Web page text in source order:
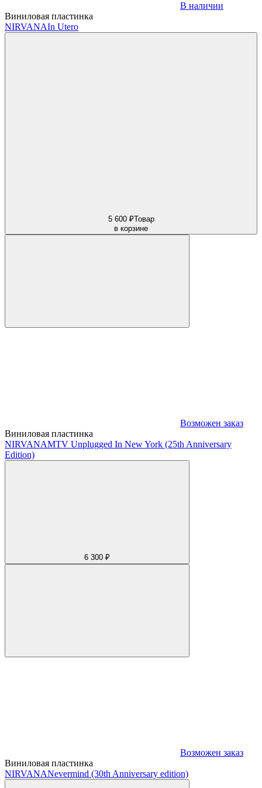
В наличии
Виниловая пластинка
NIRVANAIn Utero
5 600 ₽Товар
в корзине
Возможен заказ
Виниловая пластинка
NIRVANAMTV Unplugged In New York (25th Anniversary
Edition)
6 300 ₽
Возможен заказ
Виниловая пластинка
NIRVANANevermind (30th Anniversary edition)